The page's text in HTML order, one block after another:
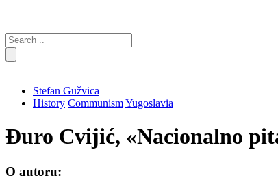
Search
for:
Stefan Gužvica
History CommunismYugoslavia
Đuro Cvijić, «Nacionalno
O autoru: